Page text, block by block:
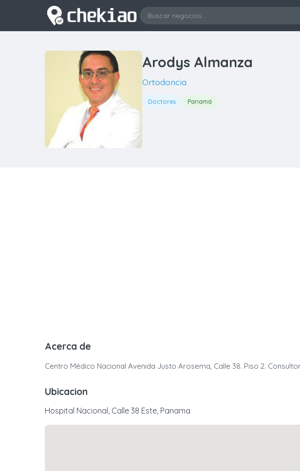
Arodys Almanza
Ortodoncia
Doctores Panamá
Acerca de
Centro Médico Nacional Avenida Justo Arosema, Calle 38. Piso 2.
Ubicacion
Hospital Nacional, Calle 38 Este, Panama